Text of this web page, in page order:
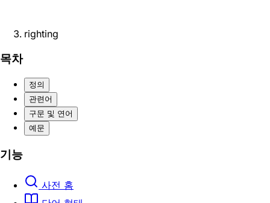
righting
목차
정의
관련어
구문 및 연어
예문
기능
사전 홈